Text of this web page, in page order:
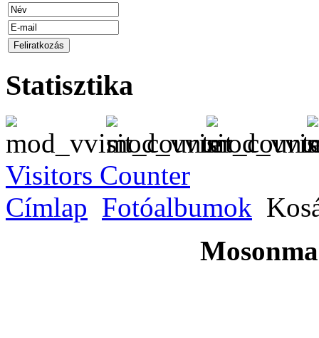
Statisztika
Visitors Counter
Címlap Fotóalbumok